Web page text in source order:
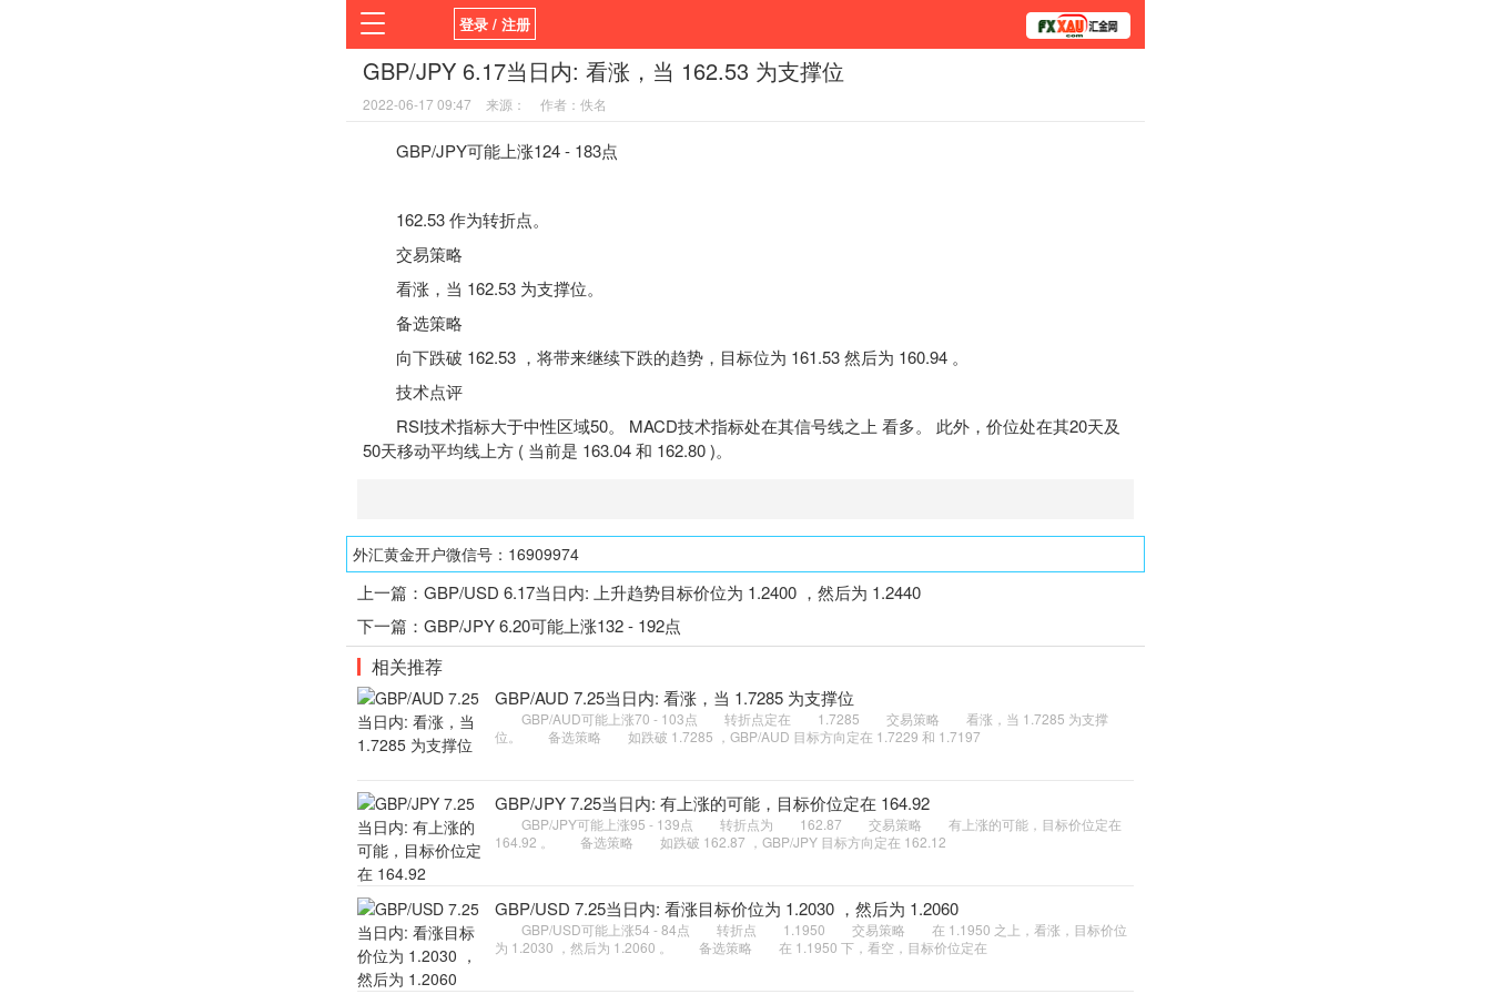
登录 / 注册
首页 新闻 观点
平台
指标EA
GBP/JPY 6.17当日内: 看涨，当 162.53 为支撑位
2022-06-17 09:47 来源： 作者：佚名
GBP/JPY可能上涨124 - 183点
162.53 作为转折点。
交易策略
看涨，当 162.53 为支撑位。
备选策略
向下跌破 162.53 ，将带来继续下跌的趋势，目标位为 161.53 然后为 160.94 。
技术点评
RSI技术指标大于中性区域50。 MACD技术指标处在其信号线之上 看多。 此外，价位处在其20天及
50天移动平均线上方 ( 当前是 163.04 和 162.80 )。
外汇黄金开户微信号：16909974
上一篇： GBP/USD 6.17当日内: 上升趋势目标价位为 1.2400 ，然后为 1.2440
下一篇： GBP/JPY 6.20可能上涨132 - 192点
相关推荐
GBP/AUD 7.25当日内: 看涨，当 1.7285 为支撑位
GBP/AUD可能上涨70 - 103点 转折点定在 1.7285 交易策略 看涨，当 1.7285 为支撑
位。 备选策略 如跌破 1.7285 ，GBP/AUD 目标方向定在 1.7229 和 1.7197
GBP/JPY 7.25当日内: 有上涨的可能，目标价位定在 164.92
GBP/JPY可能上涨95 - 139点 转折点为 162.87 交易策略 有上涨的可能，目标价位定在
164.92 。 备选策略 如跌破 162.87 ，GBP/JPY 目标方向定在 162.12
GBP/USD 7.25当日内: 看涨目标价位为 1.2030 ，然后为 1.2060
GBP/USD可能上涨54 - 84点 转折点 1.1950 交易策略 在 1.1950 之上，看涨，目标价位
为 1.2030 ，然后为 1.2060 。 备选策略 在 1.1950 下，看空，目标价位定在